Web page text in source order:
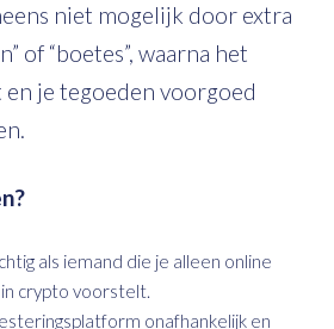
niet mogelijk door extra
of “boetes”, waarna het
je tegoeden voorgoed
als iemand die je alleen online
crypto voorstelt.
onafhankelijk en